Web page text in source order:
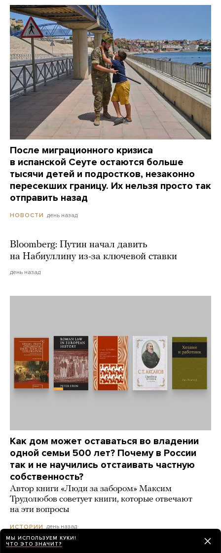
После миграционного кризиса
в испанской Сеуте остаются больше
тысячи детей и подростков, незаконно
пересекших границу. Их нельзя просто так
отправить назад
НОВОСТИ день назад
Bloomberg: Путин начал давить
на Набиуллину из-за ключевой ставки
день назад
Как дом может оставаться во владении
одной семьи 500 лет? Почему в России
так и не научились отстаивать частную
собственность?
Автор книги «Люди за забором» Максим
Трудолюбов советует книги, которые отвечают
на эти вопросы
ИСТОРИИ день назад
МЫ ИСПОЛЬЗУЕМ КУКИ!
ЧТО ЭТО ЗНАЧИТ?